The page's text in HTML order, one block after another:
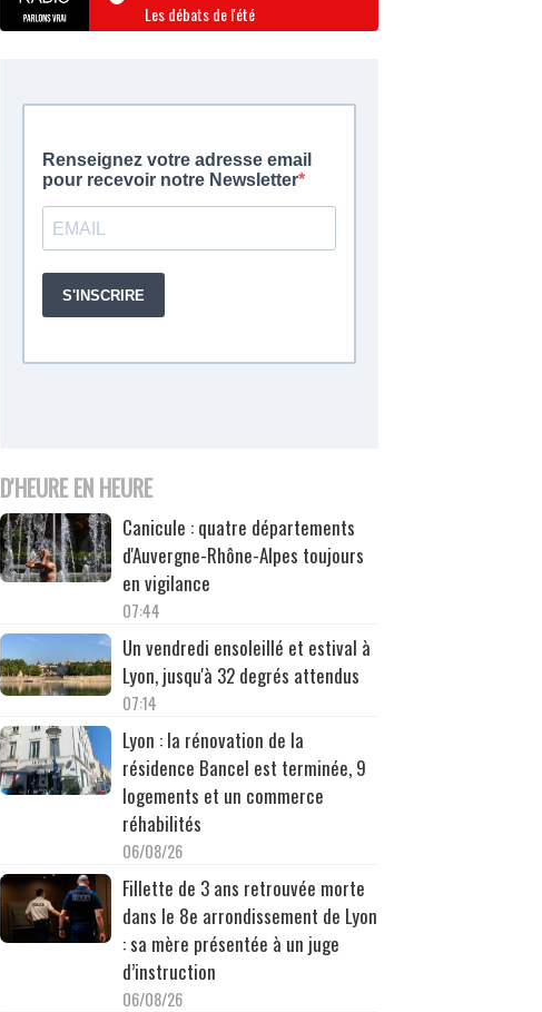
Les débats de l'été
D'HEURE EN HEURE
Canicule : quatre départements
d'Auvergne-Rhône-Alpes toujours
en vigilance
07:44
Un vendredi ensoleillé et estival à
Lyon, jusqu'à 32 degrés attendus
07:14
Lyon : la rénovation de la
résidence Bancel est terminée, 9
logements et un commerce
réhabilités
06/08/26
Fillette de 3 ans retrouvée morte
dans le 8e arrondissement de Lyon
: sa mère présentée à un juge
d’instruction
06/08/26